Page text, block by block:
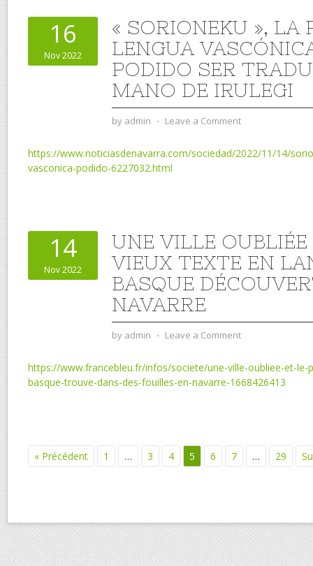
16
Nov 2022
« SORIONEKU », LA
LENGUA
PODIDO SER
MANO DE IRULEGI
by admin ⋅ Leave a Comment
https://www.noticiasdenavarra.com/sociedad/2022/11/14/
vasconica-podido-6227032.html
14
Nov 2022
UNE VILLE OUBLIÉE
VIEUX TEXTE EN
BASQUE
NAVARRE
by admin ⋅ Leave a Comment
https://www.francebleu.fr/infos/societe/une-ville-oubliee-et-le-
basque-trouve-dans-des-fouilles-en-navarre-1668426413
« Précédent 1 … 3 4 5 6 7 … 29